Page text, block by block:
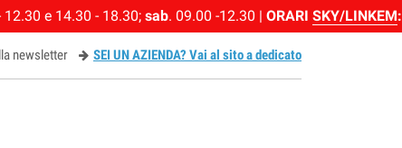
12.30 e 14.30 - 18.30; sab. 09.00 -12.30 | ORARI SKY/LINKEM:
newsletter SEI UN AZIENDA? Vai al sito a dedicato